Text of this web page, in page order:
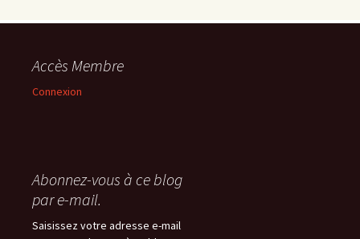
Accès Membre
Connexion
Abonnez-vous à ce blog
par e-mail.
Saisissez votre adresse e-mail